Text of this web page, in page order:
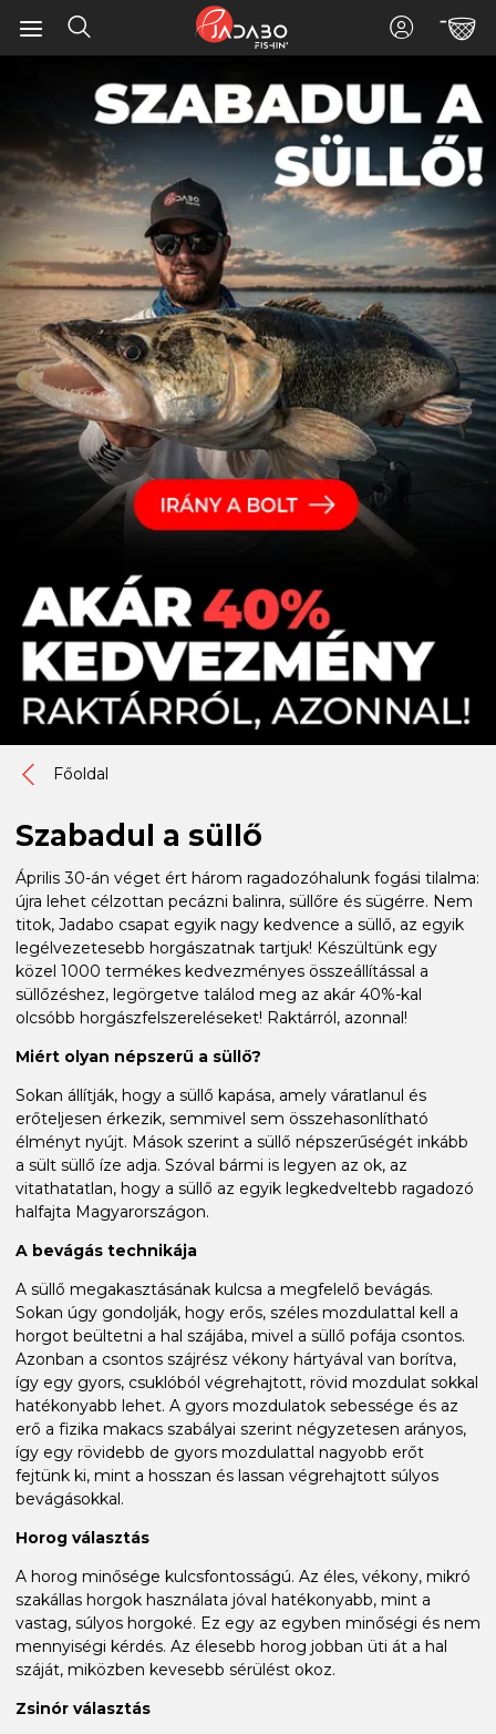
Főoldal
Szabadul a süllő
Április 30-án véget ért három ragadozóhalunk fogási tilalma:
újra lehet célzottan pecázni balinra, süllőre és sügérre. Nem
titok, Jadabo csapat egyik nagy kedvence a süllő, az egyik
legélvezetesebb horgászatnak tartjuk! Készültünk egy
közel 1000 termékes kedvezményes összeállítással a
süllőzéshez, legörgetve találod meg az akár 40%-kal
olcsóbb horgászfelszereléseket! Raktárról, azonnal!
Miért olyan népszerű a süllő?
Sokan állítják, hogy a süllő kapása, amely váratlanul és
erőteljesen érkezik, semmivel sem összehasonlítható
élményt nyújt. Mások szerint a süllő népszerűségét inkább
a sült süllő íze adja. Szóval bármi is legyen az ok, az
vitathatatlan, hogy a süllő az egyik legkedveltebb ragadozó
halfajta Magyarországon.
A bevágás technikája
A süllő megakasztásának kulcsa a megfelelő bevágás.
Sokan úgy gondolják, hogy erős, széles mozdulattal kell a
horgot beültetni a hal szájába, mivel a süllő pofája csontos.
Azonban a csontos szájrész vékony hártyával van borítva,
így egy gyors, csuklóból végrehajtott, rövid mozdulat sokkal
hatékonyabb lehet. A gyors mozdulatok sebessége és az
erő a fizika makacs szabályai szerint négyzetesen arányos,
így egy rövidebb de gyors mozdulattal nagyobb erőt
fejtünk ki, mint a hosszan és lassan végrehajtott súlyos
bevágásokkal.
Horog választás
A horog minősége kulcsfontosságú. Az éles, vékony, mikró
szakállas horgok használata jóval hatékonyabb, mint a
vastag, súlyos horgoké. Ez egy az egyben minőségi és nem
mennyiségi kérdés. Az élesebb horog jobban üti át a hal
száját, miközben kevesebb sérülést okoz.
Zsinór választás